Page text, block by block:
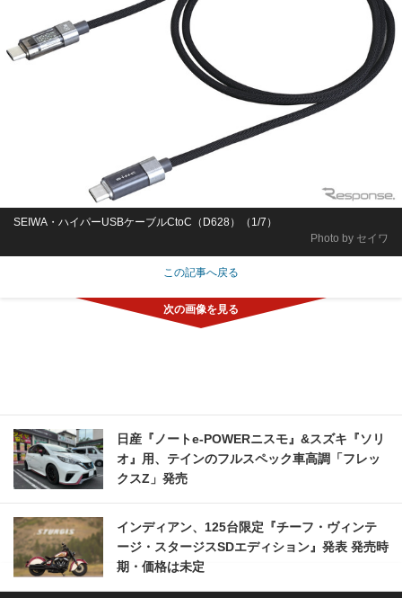
Photo by セイワ
SEIWA・ハイパーUSBケーブルCtoC（D628）（1/7）
この記事へ戻る
日産『ノートe-POWERニスモ』&スズキ『ソリ
オ』用、テインのフルスペック車高調「フレッ
クスZ」発売
インディアン、125台限定『チーフ・ヴィンテ
ージ・スタージスSDエディション』発表 発売時
期・価格は未定